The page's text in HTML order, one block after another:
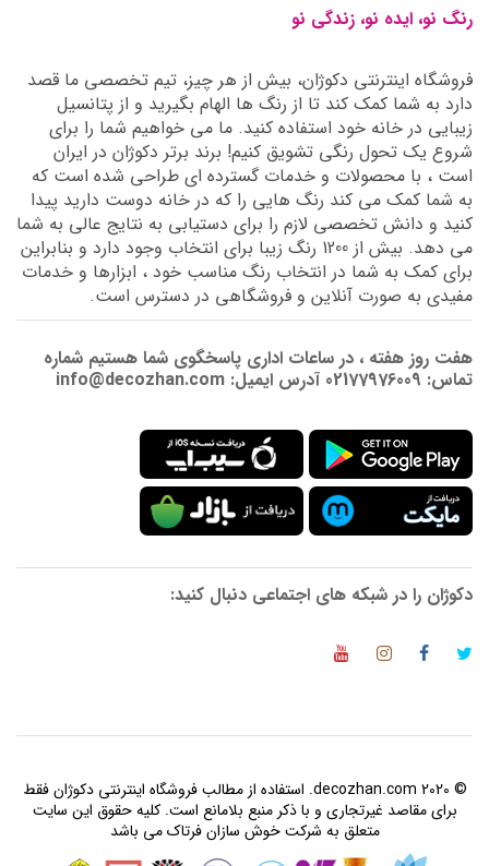
رنگ نو، ایده نو، زندگی نو
فروشگاه اینترنتی دکوژان، بیش از هر چیز، تیم تخصصی ما قصد
دارد به شما کمک کند تا از رنگ ها الهام بگیرید و از پتانسیل
زیبایی در خانه خود استفاده کنید. ما می خواهیم شما را برای
شروع یک تحول رنگی تشویق کنیم! برند برتر دکوژان در ایران
است ، با محصولات و خدمات گسترده ای طراحی شده است که
به شما کمک می کند رنگ هایی را که در خانه دوست دارید پیدا
کنید و دانش تخصصی لازم را برای دستیابی به نتایج عالی به شما
می دهد. بیش از 1200 رنگ زیبا برای انتخاب وجود دارد و بنابراین
برای کمک به شما در انتخاب رنگ مناسب خود ، ابزارها و خدمات
مفیدی به صورت آنلاین و فروشگاهی در دسترس است.
هفت روز هفته ، در ساعات اداری پاسخگوی شما هستیم شماره
تماس: 02177976009 آدرس ایمیل: info@decozhan.com
دکوژان را در شبکه های اجتماعی دنبال کنید:
© 2020 decozhan.com. استفاده از مطالب فروشگاه اینترنتی دکوژان فقط
برای مقاصد غیرتجاری و با ذکر منبع بلامانع است. کلیه حقوق این سایت
متعلق به شرکت خوش سازان فرتاک می باشد